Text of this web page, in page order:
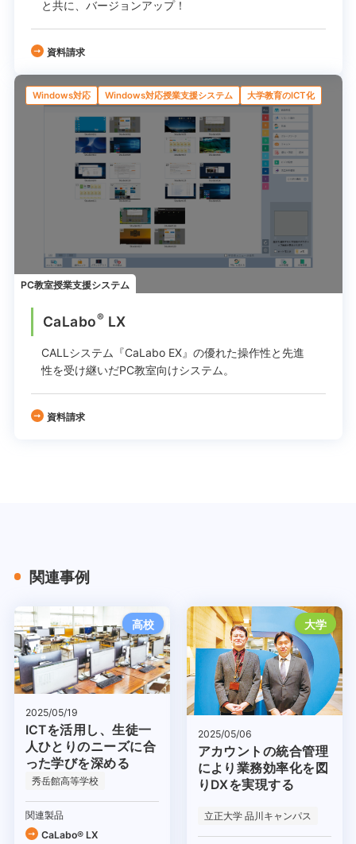
と共に、バージョンアップ！
資料請求
Windows対応 Windows対応授業支援システム 大学教育のICT化
PC教室授業支援システム
CaLabo® LX
CALLシステム『CaLabo EX』の優れた操作性と先進
性を受け継いだPC教室向けシステム。
資料請求
関連事例
高校
2025/05/19
ICTを活用し、生徒一
人ひとりのニーズに合
った学びを深める
秀岳館高等学校
関連製品
CaLabo® LX
大学
2025/05/06
アカウントの統合管理
により業務効率化を図
りDXを実現する
立正大学 品川キャンパス